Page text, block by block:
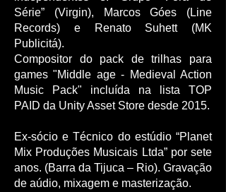
Série” (Virgin), Marcos Góes (Line
Records) e Renato Suhett (MK
Publicitá).
Compositor do pack de trilhas para
games "Middle age - Medieval Action
Music Pack" incluída na lista TOP
PAID da Unity Asset Store desde 2015.
Ex-sócio e Técnico do estúdio “Planet
Mix Produções Musicais Ltda” por sete
anos. (Barra da Tijuca – Rio). Gravação
de aúdio, mixagem e masterização.